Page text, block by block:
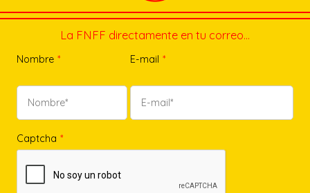
La FNFF directamente en tu correo…
Nombre * E-mail *
Captcha *